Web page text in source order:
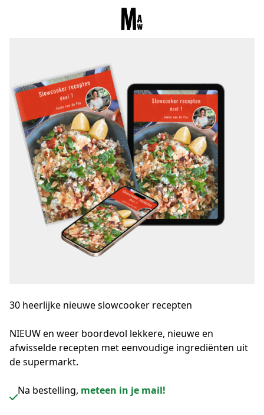
30 heerlijke nieuweslowcooker recepten
NIEUW en weer boordevol lekkere, nieuwe en
afwisselde recepten met eenvoudige ingrediënten uit
de supermarkt.
Na bestelling, meteen in je mail!